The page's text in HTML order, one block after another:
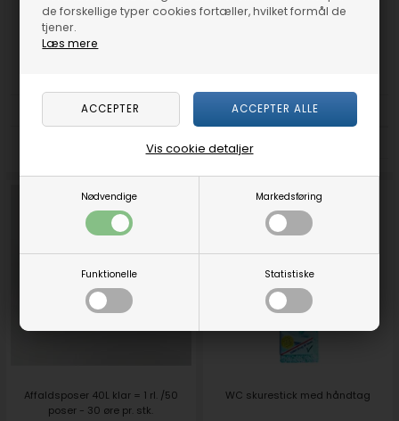
de forskellige typer cookies fortæller, hvilket formål de
tjener.
Læs mere
Nødvendige Markedsføring
Funktionelle Statistiske
Vis cookie detaljer
DKK 12,95 DKK 99,00
Affaldsposer 40L klar = 1 rl. /50
poser - 30 øre pr. stk.
WC skurestick med håndtag